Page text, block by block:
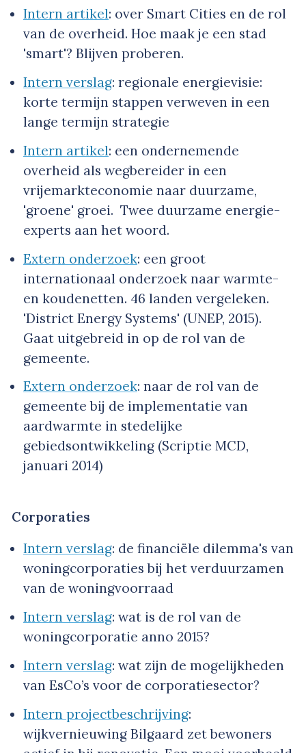
Intern artikel: over Smart Cities en de rol
van de overheid. Hoe maak je een stad
'smart'? Blijven proberen.
Intern verslag: regionale energievisie:
korte termijn stappen verweven in een
lange termijn strategie
Intern artikel: een ondernemende
overheid als wegbereider in een
vrijemarkteconomie naar duurzame,
'groene' groei. Twee duurzame energie-
experts aan het woord.
Extern onderzoek: een groot
internationaal onderzoek naar warmte-
en koudenetten. 46 landen vergeleken.
'District Energy Systems' (UNEP, 2015).
Gaat uitgebreid in op de rol van de
gemeente.
Extern onderzoek: naar de rol van de
gemeente bij de implementatie van
aardwarmte in stedelijke
gebiedsontwikkeling (Scriptie MCD,
januari 2014)
Corporaties
Intern verslag: de financiële dilemma's van
woningcorporaties bij het verduurzamen
van de woningvoorraad
Intern verslag: wat is de rol van de
woningcorporatie anno 2015?
Intern verslag: wat zijn de mogelijkheden
van EsCo’s voor de corporatiesector?
Intern projectbeschrijving:
wijkvernieuwing Bilgaard zet bewoners